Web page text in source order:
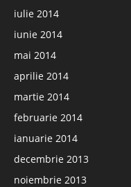
iulie 2014
iunie 2014
mai 2014
aprilie 2014
martie 2014
februarie 2014
ianuarie 2014
decembrie 2013
noiembrie 2013